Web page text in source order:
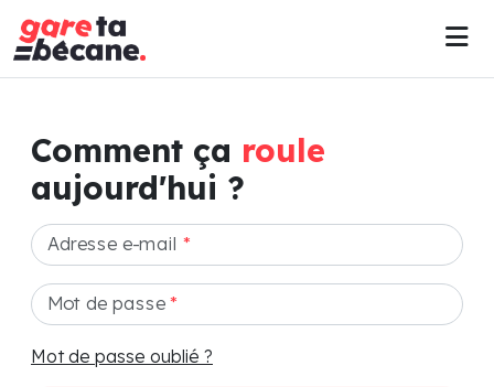
Comment ça roule
aujourd'hui ?
Adresse e-mail *
Mot de passe*
Mot de passe oublié ?